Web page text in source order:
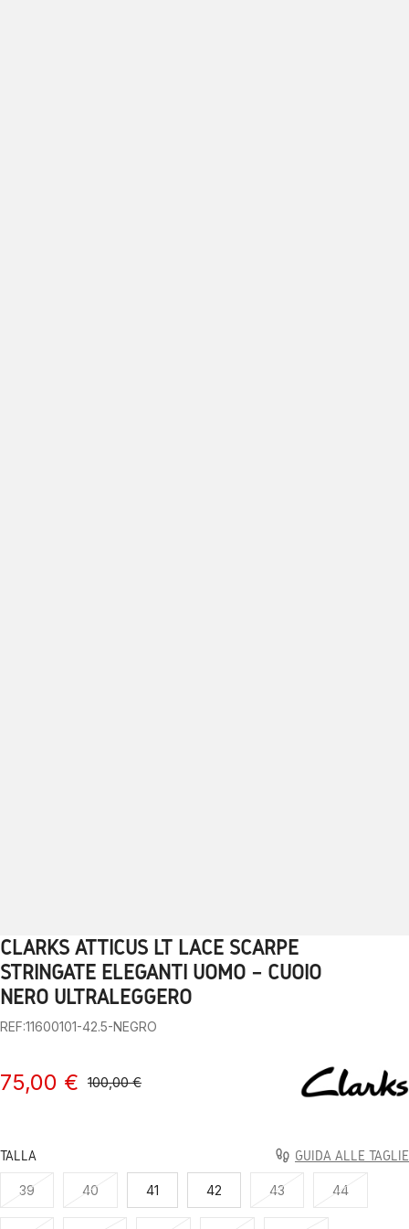
1 2 3 4 5 6 7
CLARKS ATTICUS LT LACE SCARPE
STRINGATE ELEGANTI UOMO – CUOIO
NERO ULTRALEGGERO
REF:11600101-42.5-NEGRO
75,00 € 100,00 €
TALLA GUIDA ALLE TAGLIE
39 40 41 42 43 44